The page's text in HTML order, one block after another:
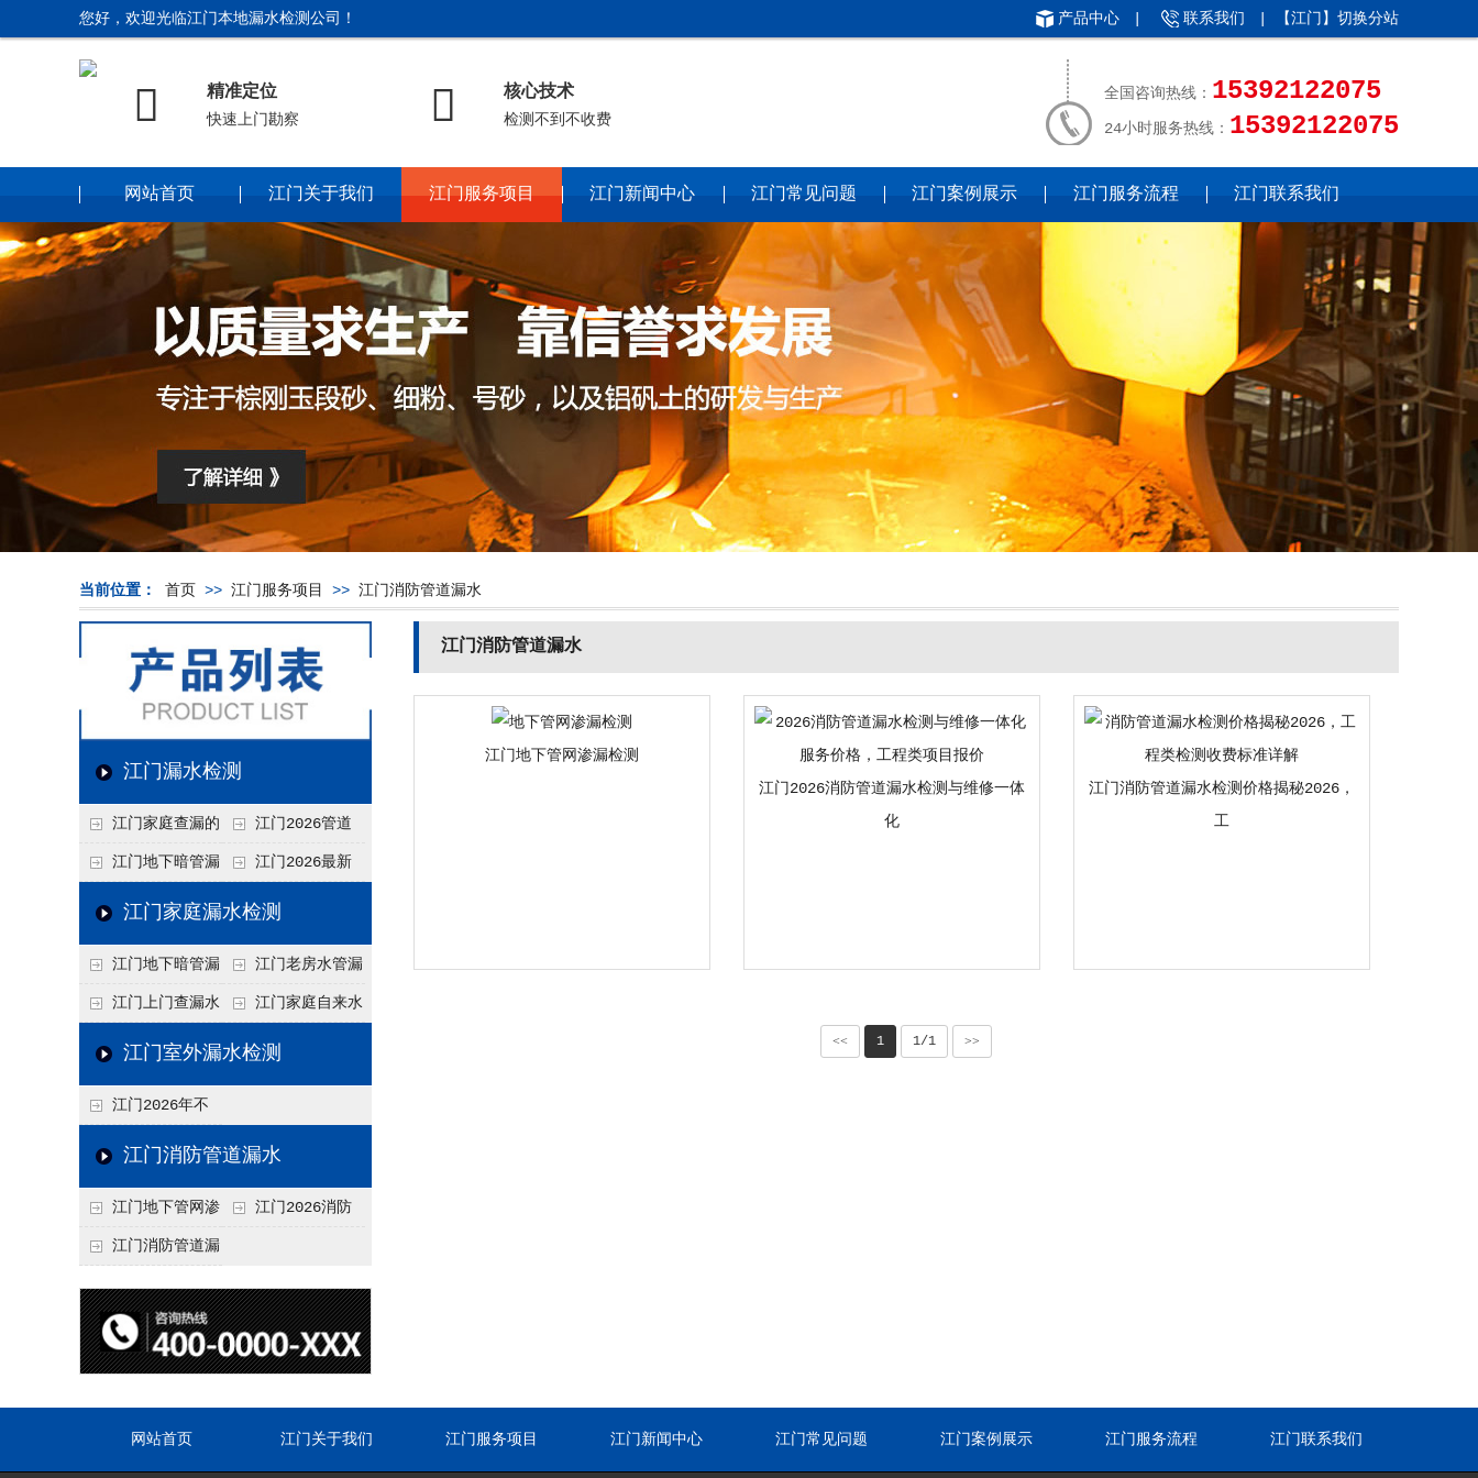
您好，欢迎光临江门本地漏水检测公司！ 产品中心 联系我们 | 【江门】 切换分站
 精准定位
快速上门勘察  核心技术
检测不到不收费
全国咨询热线： 15392122075
24小时服务热线： 15392122075
网站首页 江门关于我们 江门服务项目 江门新闻中心 江门常见问题 江门案例展示 江门服务流程 江门联系我们
当前位置： 首页 >> 江门服务项目 >> 江门消防管道漏水
江门漏水检测
江门家庭查漏的
实用小技巧
江门2026管道
漏水维修价格表，按
材质、漏点类型精准
江门地下暗管漏
水检测价格高？2026
巧
江门2026最新
上门漏水检测价格
类报价一览
江门家庭漏水检测
江门地下暗管漏
水检测技术与价格关
联2026，不同方法收
江门老房水管漏
水检测与维修价格20
26，老旧管道改造方
江门上门查漏水
vs 自行检测：2026
析
江门家庭自来水
管漏水检测全攻略：
江门室外漏水检测
江门2026年不
同城市上门查漏水价
价参考
江门消防管道漏水
江门地下管网渗
漏检测
江门2026消防
程类项目报价
江门消防管道漏
6，工程类检测收费
标准详解
江门消防管道漏水
江门地下管网渗漏检测
江门2026消防管道漏水检测与维修一体
化
江门消防管道漏水检测价格揭秘2026，
工
<< 1 1/1 >>
网站首页 江门关于我们 江门服务项目 江门新闻中心 江门常见问题 江门案例展示 江门服务流程 江门联系我们